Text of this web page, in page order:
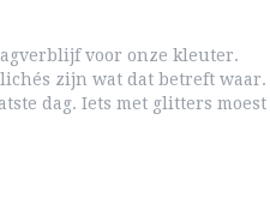
voor onze kleuter.
zijn wat dat betreft waar.
dag. Iets met glitters moest